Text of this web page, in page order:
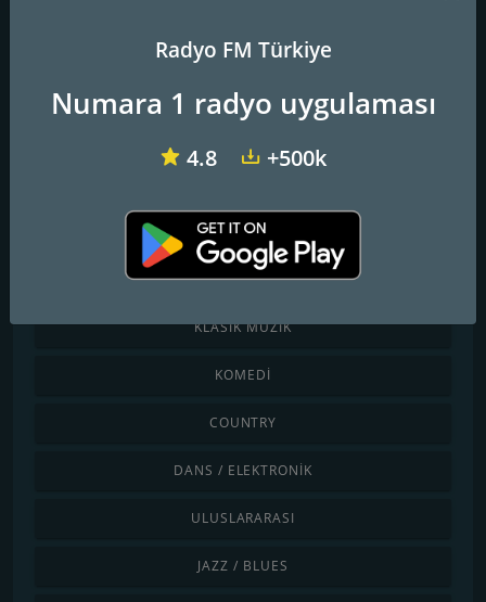
Sosyal Medya
ÇOCUKLAR
CHILLOUT / LOUNGE
KLASIK MÜZIK
KOMEDI
COUNTRY
DANS / ELEKTRONIK
ULUSLARARASI
JAZZ / BLUES
Radyo FM Türkiye
Numara 1 radyo uygulaması
4.8 +500k